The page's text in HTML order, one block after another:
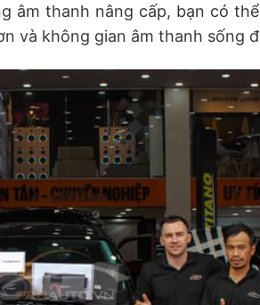
âm thanh nâng cấp, bạn có
và không gian âm thanh sống